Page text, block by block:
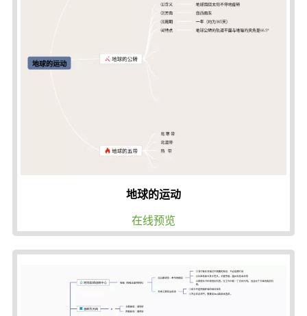
地球的运动
在线预览